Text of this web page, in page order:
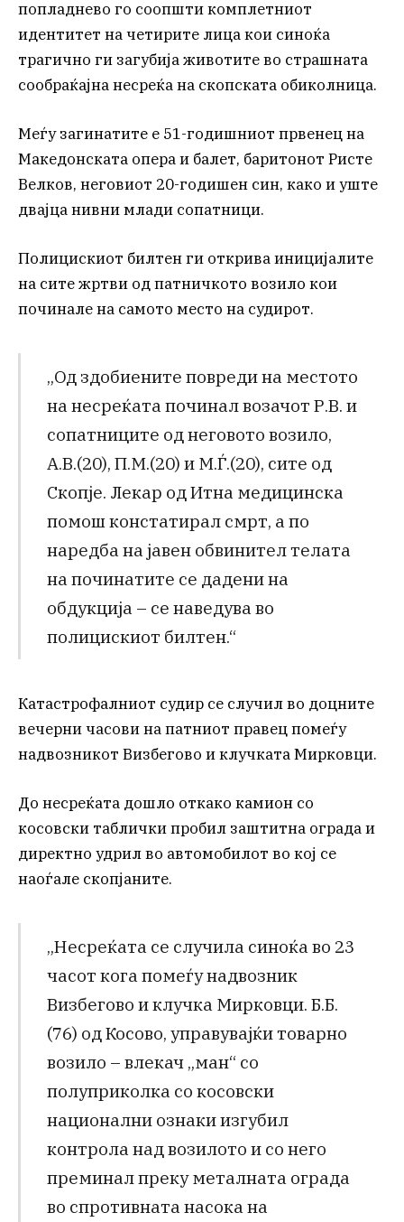
попладнево го соопшти комплетниот
идентитет на четирите лица кои синоќа
трагично ги загубија животите во страшната
сообраќајна несреќа на скопската обиколница.
Меѓу загинатите е 51-годишниот првенец на
Македонската опера и балет, баритонот Ристе
Велков, неговиот 20-годишен син, како и уште
двајца нивни млади сопатници.
Полицискиот билтен ги открива иницијалите
на сите жртви од патничкото возило кои
починале на самото место на судирот.
„Од здобиените повреди на местото
на несреќата починал возачот Р.В. и
сопатниците од неговото возило,
А.В.(20), П.М.(20) и М.Ѓ.(20), сите од
Скопје. Лекар од Итна медицинска
помош констатирал смрт, а по
наредба на јавен обвинител телата
на починатите се дадени на
обдукција – се наведува во
полицискиот билтен.“
Катастрофалниот судир се случил во доцните
вечерни часови на патниот правец помеѓу
надвозникот Визбегово и клучката Мирковци.
До несреќата дошло откако камион со
косовски таблички пробил заштитна ограда и
директно удрил во автомобилот во кој се
наоѓале скопјаните.
„Несреќата се случила синоќа во 23
часот кога помеѓу надвозник
Визбегово и клучка Мирковци. Б.Б.
(76) од Косово, управувајќи товарно
возило – влекач „ман“ со
полуприколка со косовски
национални ознаки изгубил
контрола над возилото и со него
преминал преку металната ограда
во спротивната насока на